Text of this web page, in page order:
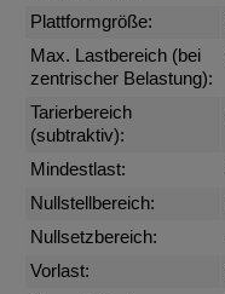
Plattformgröße:
Max. Lastbereich (bei
zentrischer Belastung):
Tarierbereich
(subtraktiv):
Mindestlast:
Nullstellbereich:
Nullsetzbereich:
Vorlast: